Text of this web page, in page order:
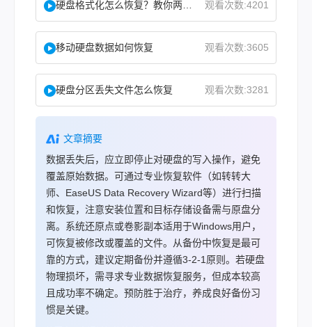
观看次数:4201
移动硬盘数据如何恢复 观看次数:3605
硬盘分区丢失文件怎么恢复 观看次数:3281
文章摘要
数据丢失后，应立即停止对硬盘的写入操作，避免
覆盖原始数据。可通过专业恢复软件（如转转大
师、EaseUS Data Recovery Wizard等）进行扫描
和恢复，注意安装位置和目标存储设备需与原盘分
离。系统还原点或卷影副本适用于Windows用户，
可恢复被修改或覆盖的文件。从备份中恢复是最可
靠的方式，建议定期备份并遵循3-2-1原则。若硬盘
物理损坏，需寻求专业数据恢复服务，但成本较高
且成功率不确定。预防胜于治疗，养成良好备份习
惯是关键。